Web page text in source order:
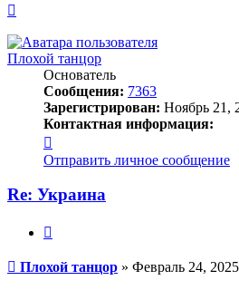
началу
Плохой танцор
Основатель
Сообщения: 7363
Зарегистрирован: Ноябрь 21,
Контактная информация:
информация
пользователя
танцор
Отправить личное сообщение
Re: Украина
Сообщение
Плохой танцор » Февраль 24,